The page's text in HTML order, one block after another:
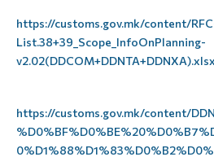
https://customs.gov.mk/content/
List.38+39_Scope_InfoOnPlanning-
v2.02(DDCOM+DDNTA+DDNXA).xlsx
https://customs.gov.mk/content/